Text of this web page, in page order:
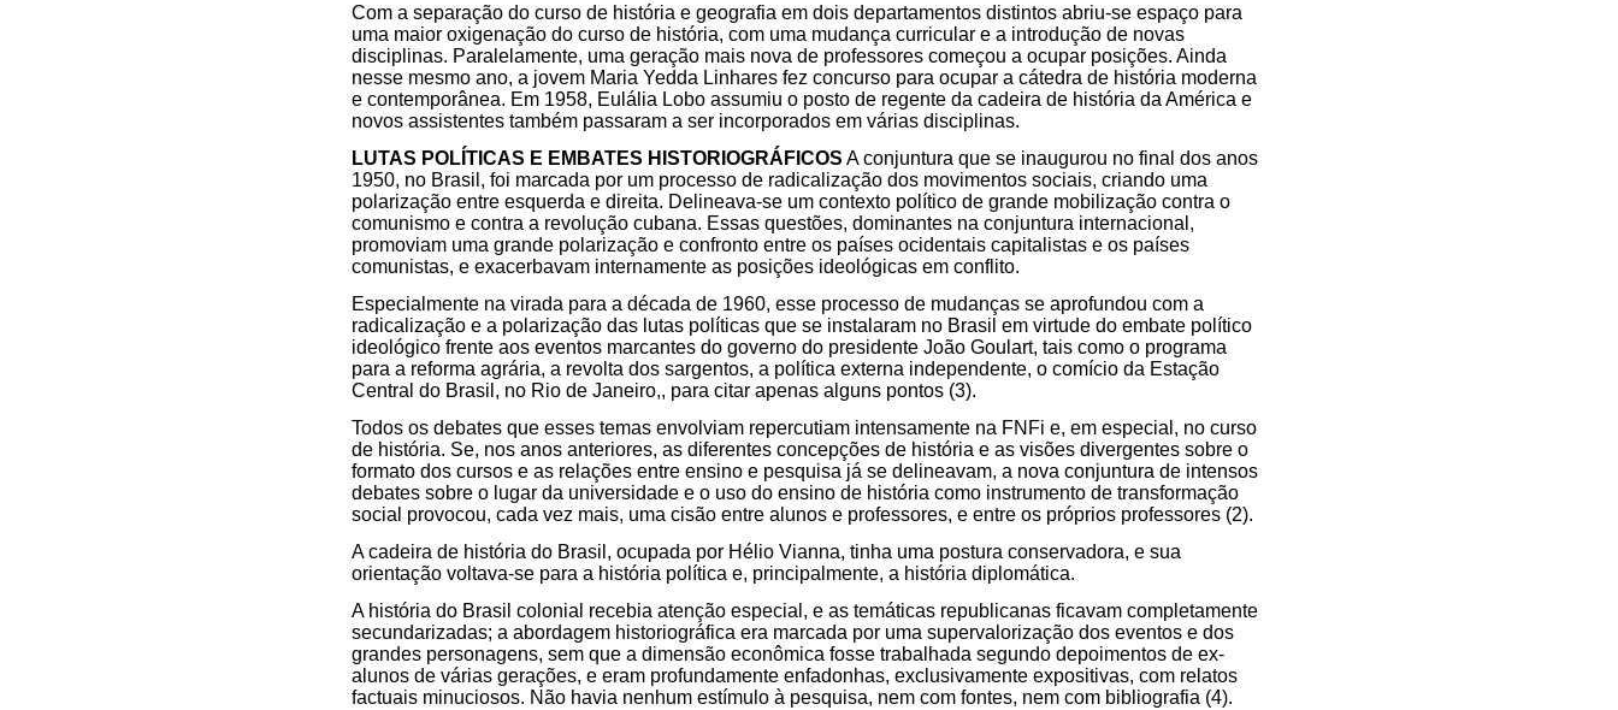
Com a separação do curso de história e geografia em dois departamentos distintos abriu-se espaço para
uma maior oxigenação do curso de história, com uma mudança curricular e a introdução de novas
disciplinas. Paralelamente, uma geração mais nova de professores começou a ocupar posições. Ainda
nesse mesmo ano, a jovem Maria Yedda Linhares fez concurso para ocupar a cátedra de história moderna
e contemporânea. Em 1958, Eulália Lobo assumiu o posto de regente da cadeira de história da América e
novos assistentes também passaram a ser incorporados em várias disciplinas.
LUTAS POLÍTICAS E EMBATES HISTORIOGRÁFICOS A conjuntura que se inaugurou no final dos anos
1950, no Brasil, foi marcada por um processo de radicalização dos movimentos sociais, criando uma
polarização entre esquerda e direita. Delineava-se um contexto político de grande mobilização contra o
comunismo e contra a revolução cubana. Essas questões, dominantes na conjuntura internacional,
promoviam uma grande polarização e confronto entre os países ocidentais capitalistas e os países
comunistas, e exacerbavam internamente as posições ideológicas em conflito.
Especialmente na virada para a década de 1960, esse processo de mudanças se aprofundou com a
radicalização e a polarização das lutas políticas que se instalaram no Brasil em virtude do embate político
ideológico frente aos eventos marcantes do governo do presidente João Goulart, tais como o programa
para a reforma agrária, a revolta dos sargentos, a política externa independente, o comício da Estação
Central do Brasil, no Rio de Janeiro,, para citar apenas alguns pontos (3).
Todos os debates que esses temas envolviam repercutiam intensamente na FNFi e, em especial, no curso
de história. Se, nos anos anteriores, as diferentes concepções de história e as visões divergentes sobre o
formato dos cursos e as relações entre ensino e pesquisa já se delineavam, a nova conjuntura de intensos
debates sobre o lugar da universidade e o uso do ensino de história como instrumento de transformação
social provocou, cada vez mais, uma cisão entre alunos e professores, e entre os próprios professores (2).
A cadeira de história do Brasil, ocupada por Hélio Vianna, tinha uma postura conservadora, e sua
orientação voltava-se para a história política e, principalmente, a história diplomática.
A história do Brasil colonial recebia atenção especial, e as temáticas republicanas ficavam completamente
secundarizadas; a abordagem historiográfica era marcada por uma supervalorização dos eventos e dos
grandes personagens, sem que a dimensão econômica fosse trabalhada segundo depoimentos de ex-
alunos de várias gerações, e eram profundamente enfadonhas, exclusivamente expositivas, com relatos
factuais minuciosos. Não havia nenhum estímulo à pesquisa, nem com fontes, nem com bibliografia (4).